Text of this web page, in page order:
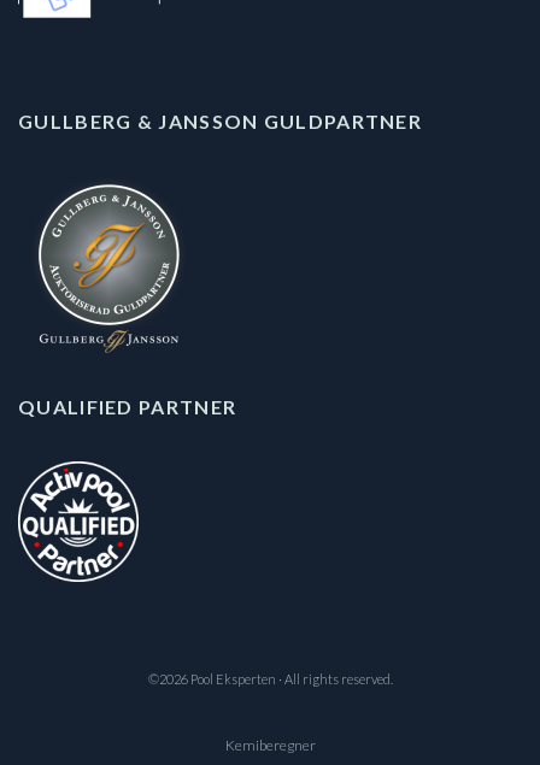
GULLBERG & JANSSON GULDPARTNER
QUALIFIED PARTNER
©2026 Pool Eksperten · All rights reserved.
Kemiberegner